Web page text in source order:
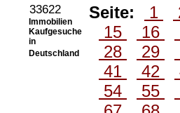
33622
Immobilien
Kaufgesuche
in
Deutschland
Seite: 1
15
16
28
29
41
42
54
55